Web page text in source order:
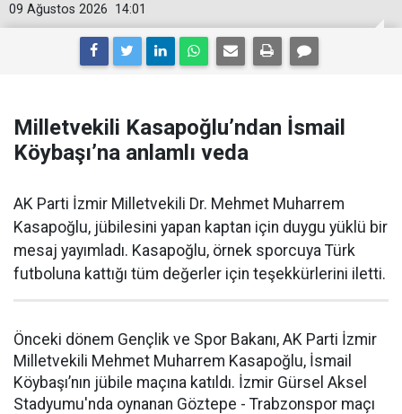
14:01
09 Ağustos 2026
Milletvekili Kasapoğlu’ndan İsmail
Köybaşı’na anlamlı veda
AK Parti İzmir Milletvekili Dr. Mehmet Muharrem
Kasapoğlu, jübilesini yapan kaptan için duygu yüklü bir
mesaj yayımladı. Kasapoğlu, örnek sporcuya Türk
futboluna kattığı tüm değerler için teşekkürlerini iletti.
Önceki dönem Gençlik ve Spor Bakanı, AK Parti İzmir
Milletvekili Mehmet Muharrem Kasapoğlu, İsmail
Köybaşı’nın jübile maçına katıldı. İzmir Gürsel Aksel
Stadyumu'nda oynanan Göztepe - Trabzonspor maçı